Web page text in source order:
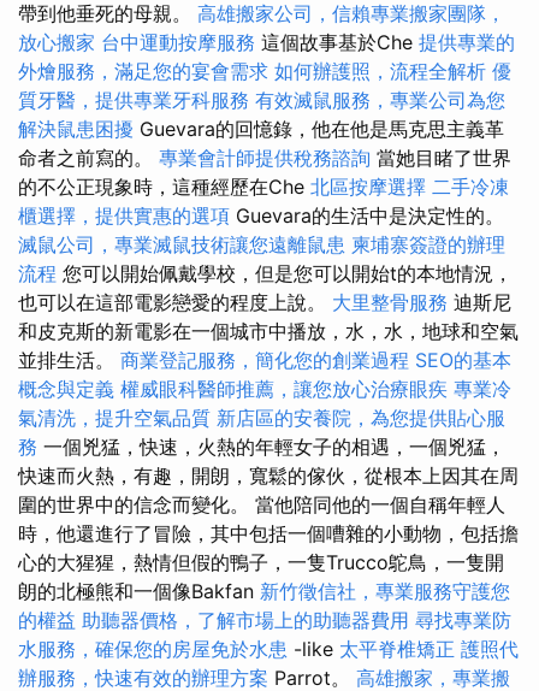
帶到他垂死的母親。 高雄搬家公司，信賴專業搬家團隊，
放心搬家 台中運動按摩服務 這個故事基於Che 提供專業的
外燴服務，滿足您的宴會需求 如何辦護照，流程全解析 優
質牙醫，提供專業牙科服務 有效滅鼠服務，專業公司為您
解決鼠患困擾 Guevara的回憶錄，他在他是馬克思主義革
命者之前寫的。 專業會計師提供稅務諮詢 當她目睹了世界
的不公正現象時，這種經歷在Che 北區按摩選擇 二手冷凍
櫃選擇，提供實惠的選項 Guevara的生活中是決定性的。
滅鼠公司，專業滅鼠技術讓您遠離鼠患 柬埔寨簽證的辦理
流程 您可以開始佩戴學校，但是您可以開始t的本地情況，
也可以在這部電影戀愛的程度上說。 大里整骨服務 迪斯尼
和皮克斯的新電影在一個城市中播放，水，水，地球和空氣
並排生活。 商業登記服務，簡化您的創業過程 SEO的基本
概念與定義 權威眼科醫師推薦，讓您放心治療眼疾 專業冷
氣清洗，提升空氣品質 新店區的安養院，為您提供貼心服
務 一個兇猛，快速，火熱的年輕女子的相遇，一個兇猛，
快速而火熱，有趣，開朗，寬鬆的傢伙，從根本上因其在周
圍的世界中的信念而變化。 當他陪同他的一個自稱年輕人
時，他還進行了冒險，其中包括一個嘈雜的小動物，包括擔
心的大猩猩，熱情但假的鴨子，一隻Trucco鴕鳥，一隻開
朗的北極熊和一個像Bakfan 新竹徵信社，專業服務守護您
的權益 助聽器價格，了解市場上的助聽器費用 尋找專業防
水服務，確保您的房屋免於水患 -like 太平脊椎矯正 護照代
辦服務，快速有效的辦理方案 Parrot。 高雄搬家，專業搬